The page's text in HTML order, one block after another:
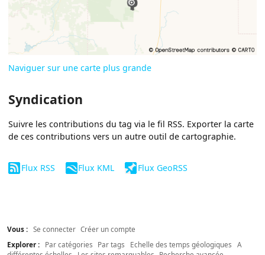
Naviguer sur une carte plus grande
Syndication
Suivre les contributions du tag via le fil RSS. Exporter la carte
de ces contributions vers un autre outil de cartographie.
Flux RSS Flux KML Flux GeoRSS
Vous : Se connecter Créer un compte
Explorer :
Par catégories Par tags Echelle des temps géologiques
A